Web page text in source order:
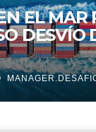
EL MAR
DESVÍO